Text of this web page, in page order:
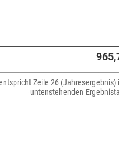
Zeile 26 (Jahresergebnis)
untenstehenden